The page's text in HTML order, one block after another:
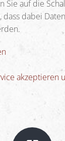
Sie auf die
dass dabei
akzeptieren